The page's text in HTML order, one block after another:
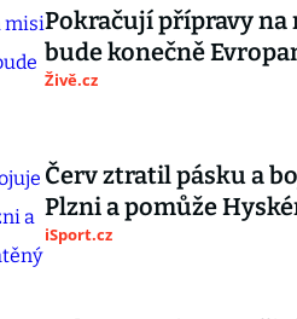
Pokračují přípravy na
bude konečně
Živě.cz
Červ ztratil pásku a
Plzni a pomůže
iSport.cz